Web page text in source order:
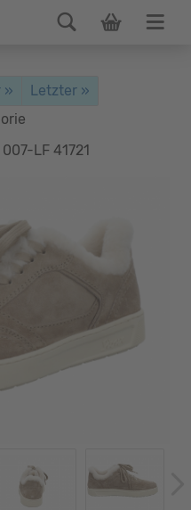
»
Letzter »
LF 41721